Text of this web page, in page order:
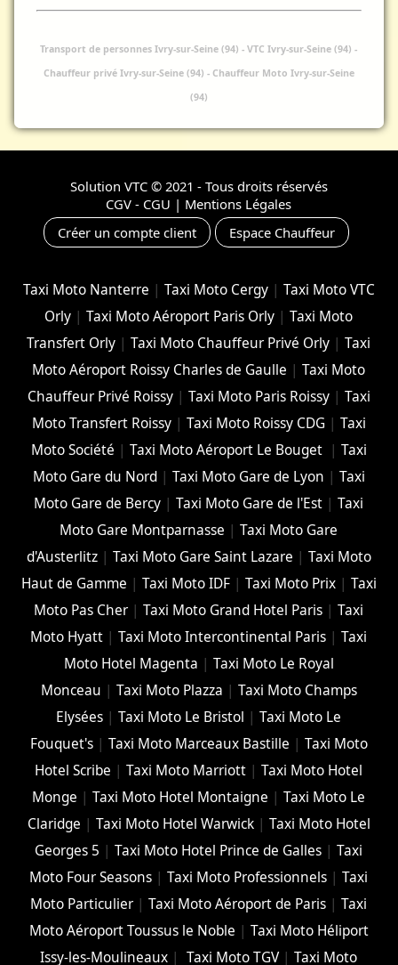
Transport de personnes Ivry-sur-Seine (94) - VTC Ivry-sur-Seine (94) -
Chauffeur privé Ivry-sur-Seine (94) - Chauffeur Moto Ivry-sur-Seine
(94)
Solution VTC© 2021 - Tous droits réservés
CGV - CGU | Mentions Légales
Créer un compte client
Espace Chauffeur
Taxi Moto Nanterre | Taxi Moto Cergy| Taxi Moto VTC
Orly |Taxi Moto Aéroport Paris Orly |Taxi Moto
Transfert Orly |Taxi Moto Chauffeur Privé Orly |Taxi
Moto Aéroport Roissy Charles de Gaulle |Taxi Moto
Chauffeur Privé Roissy| Taxi Moto Paris Roissy| Taxi
Moto Transfert Roissy| Taxi Moto Roissy CDG | Taxi
Moto Société | Taxi Moto Aéroport Le Bouget | Taxi
Moto Gare du Nord| Taxi Moto Gare de Lyon | Taxi
Moto Gare de Bercy |Taxi Moto Gare de l'Est |Taxi
Moto Gare Montparnasse |Taxi Moto Gare
d'Austerlitz| Taxi Moto Gare Saint Lazare | Taxi Moto
Haut de Gamme | Taxi Moto IDF| Taxi Moto Prix| Taxi
Moto Pas Cher |Taxi Moto Grand Hotel Paris |Taxi
Moto Hyatt |Taxi Moto Intercontinental Paris |Taxi
Moto Hotel Magenta | Taxi Moto Le Royal
Monceau | Taxi Moto Plazza | Taxi Moto Champs
Elysées |Taxi Moto Le Bristol |Taxi Moto Le
Fouquet's| Taxi Moto Marceaux Bastille | Taxi Moto
Hotel Scribe |Taxi Moto Marriott |Taxi Moto Hotel
Monge |Taxi Moto Hotel Montaigne |Taxi Moto Le
Claridge | Taxi Moto Hotel Warwick| Taxi Moto Hotel
Georges 5 |Taxi Moto Hotel Prince de Galles |Taxi
Moto Four Seasons |Taxi Moto Professionnels |Taxi
Moto Particulier |Taxi Moto Aéroport de Paris |Taxi
Moto Aéroport Toussus le Noble | Taxi Moto Héliport
Issy-les-Moulineaux | Taxi Moto TGV|Taxi Moto